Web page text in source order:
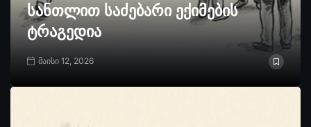
სანთლით საძებარი ექიმების
ტრაგედია
მაისი 12, 2026